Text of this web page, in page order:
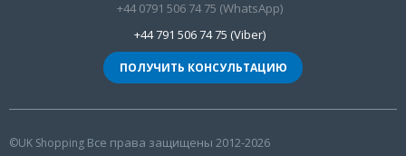
+44 0791 506 74 75 (WhatsApp)
+44 791 506 74 75 (Viber)
ПОЛУЧИТЬ КОНСУЛЬТАЦИЮ
©UK Shopping Все права защищены 2012-2026